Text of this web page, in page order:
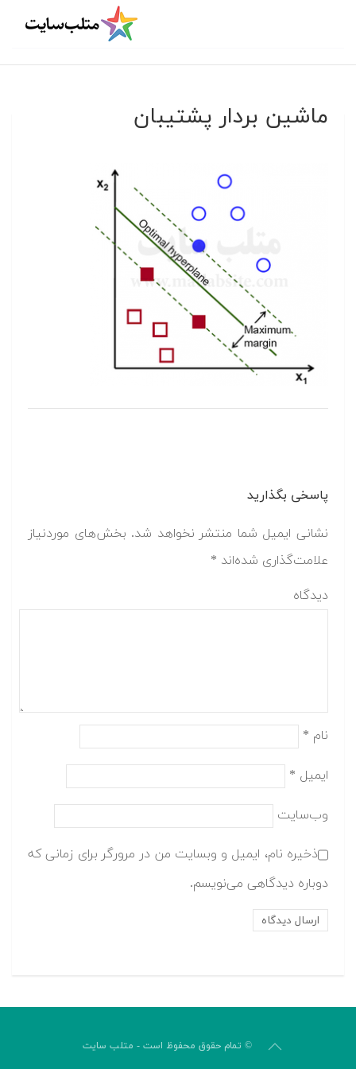
ماشین بردار پشتیبان
پاسخی بگذارید
نشانی ایمیل شما منتشر نخواهد شد. بخش‌های موردنیاز
علامت‌گذاری شده‌اند *
دیدگاه
نام *
ایمیل *
وب‌سایت
ذخیره نام، ایمیل و وبسایت من در مرورگر برای زمانی که
دوباره دیدگاهی می‌نویسم.
© تمام حقوق محفوظ است - متلب سایت